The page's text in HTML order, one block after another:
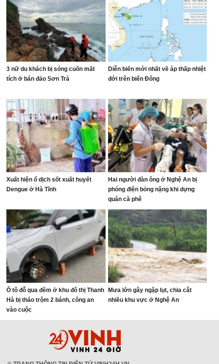
3 nữ du khách bị sóng cuốn mất
tích ở bán đảo Sơn Trà
Diễn biến mới nhất về áp thấp nhiệt
đới trên biển Đông
Xuất hiện ổ dịch sốt xuất huyết
Dengue ở Hà Tĩnh
Hai người đàn ông ở Nghệ An bị
phóng điện bỏng nặng khi dựng
quán cà phê
Ô tô đỗ qua đêm ở khu đô thị Thanh
Hà bị tháo trộm 2 bánh, công an
vào cuộc
Mưa lớn gây ngập lụt, chia cắt
nhiều khu vực ở Nghệ An